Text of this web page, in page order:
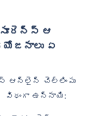
ఏ
ఆన్‌లైన్ చెల్లింపు
విధంగా ఉన్నాయి: